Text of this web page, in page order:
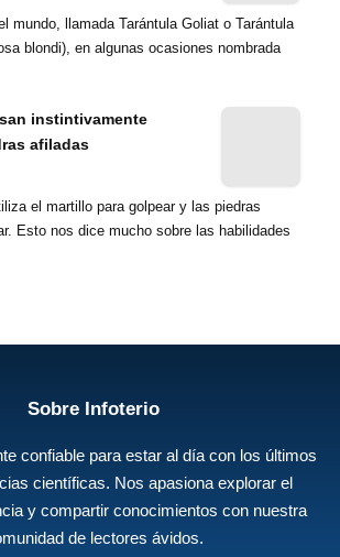
mundo, llamada Tarántula Goliat o Tarántula
blondi), en algunas ocasiones nombrada
instintivamente
afiladas
el martillo para golpear y las piedras
Esto nos dice mucho sobre las habilidades
Sobre Infoterio
confiable para estar al día con los últimos
científicas. Nos apasiona explorar el
y compartir conocimientos con nuestra
de lectores ávidos.